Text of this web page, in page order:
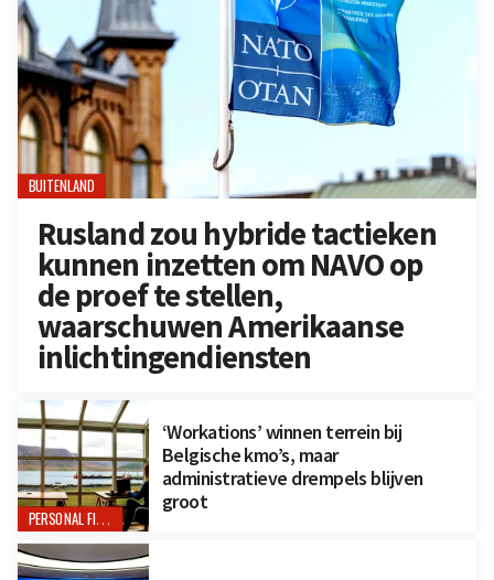
BUITENLAND
Rusland zou hybride tactieken
kunnen inzetten om NAVO op
de proef te stellen,
waarschuwen Amerikaanse
inlichtingendiensten
PERSONAL FINANCE
‘Workations’ winnen terrein bij
Belgische kmo’s, maar
administratieve drempels blijven
groot